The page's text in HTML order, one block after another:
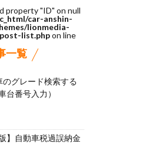
property "ID" on null
car-anshin-
lionmedia-
list.phpon line
一覧
のグレード検索する
台番号入力）
】自動車税過誤納金